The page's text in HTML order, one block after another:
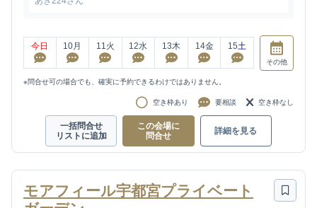
今日 10月 11火 12水 13木 14金 15土
その他
※問合せ可の場合でも、確実に予約できるわけではありません。
空き枠あり 要相談 空き枠なし
一括問合せ
リストに追加
この会場に
問合せ
詳細を見る
モアフィール宇都宮プライベート